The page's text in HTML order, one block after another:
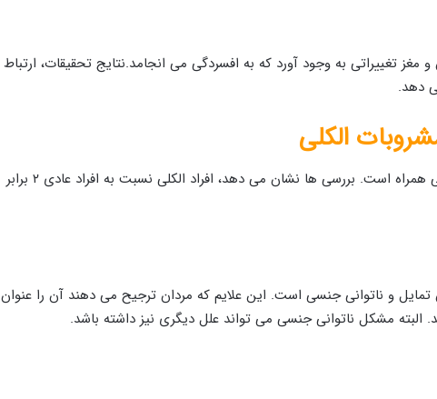
تغییراتی به وجود آورد که به افسردگی می انجامد.نتایج تحقیقات، ارتباط
دهد.
الکلی
مصرف موادمخدر اغلب با بروز افسردگی همراه است. بررسی ها نشان می دهد، افراد الکلی نسبت به افراد عادی ۲ برابر
و ناتوانی جنسی است. این علایم که مردان ترجیح می دهند آن را عنوان
البته مشکل ناتوانی جنسی می تواند علل دیگری نیز داشته باشد.